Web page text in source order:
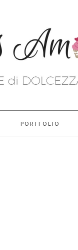
PORTFOLIO